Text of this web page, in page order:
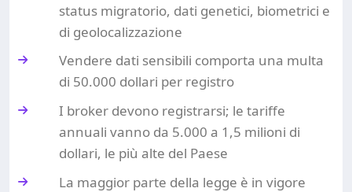
status migratorio, dati genetici, biometrici e
di geolocalizzazione
Vendere dati sensibili comporta una multa
di 50.000 dollari per registro
I broker devono registrarsi; le tariffe
annuali vanno da 5.000 a 1,5 milioni di
dollari, le più alte del Paese
La maggior parte della legge è in vigore